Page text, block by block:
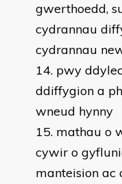
gwerthoedd,
cydrannau
cydrannau
pwy
ddiffygion a
wneud hynny
mathau o
cywir o
manteision ac